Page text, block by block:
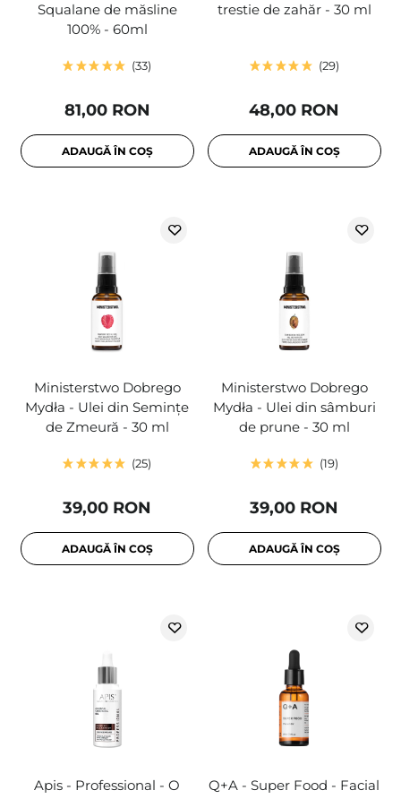
Squalane de măsline
100% - 60ml
33
81,00 RON
ADAUGĂ ÎN COȘ
trestie de zahăr - 30 ml
29
48,00 RON
ADAUGĂ ÎN COȘ
Ministerstwo Dobrego
Mydła - Ulei din Semințe
de Zmeură - 30 ml
25
39,00 RON
ADAUGĂ ÎN COȘ
Ministerstwo Dobrego
Mydła - Ulei din sâmburi
de prune - 30 ml
19
39,00 RON
ADAUGĂ ÎN COȘ
Apis - Professional - O
Q+A - Super Food - Facial